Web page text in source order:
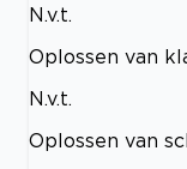
N.v.t.
Oplossen van
N.v.t.
Oplossen van